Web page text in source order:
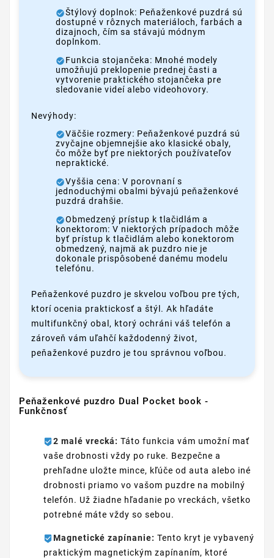
Štýlový doplnok: Peňaženkové puzdrá sú
dostupné v rôznych materiáloch, farbách a
dizajnoch, čím sa stávajú módnym
doplnkom.
Funkcia stojančeka: Mnohé modely
umožňujú preklopenie prednej časti a
vytvorenie praktického stojančeka pre
sledovanie videí alebo videohovory.
Nevýhody:
Väčšie rozmery: Peňaženkové puzdrá sú
zvyčajne objemnejšie ako klasické obaly,
čo môže byť pre niektorých používateľov
nepraktické.
Vyššia cena: V porovnaní s
jednoduchými obalmi bývajú peňaženkové
puzdrá drahšie.
Obmedzený prístup k tlačidlám a
konektorom: V niektorých prípadoch môže
byť prístup k tlačidlám alebo konektorom
obmedzený, najmä ak puzdro nie je
dokonale prispôsobené danému modelu
telefónu.
Peňaženkové puzdro je skvelou voľbou pre tých,
ktorí ocenia praktickosť a štýl. Ak hľadáte
multifunkčný obal, ktorý ochráni váš telefón a
zároveň vám uľahčí každodenný život,
peňaženkové puzdro je tou správnou voľbou.
Peňaženkové puzdro Dual Pocket book -
Funkčnosť
2 malé vrecká: Táto funkcia vám umožní mať
vaše drobnosti vždy po ruke. Bezpečne a
prehľadne uložte mince, kľúče od auta alebo iné
drobnosti priamo vo vašom puzdre na mobilný
telefón. Už žiadne hľadanie po vreckách, všetko
potrebné máte vždy so sebou.
Magnetické zapínanie: Tento kryt je vybavený
praktickým magnetickým zapínaním, ktoré